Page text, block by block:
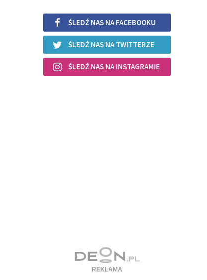
ŚLEDŹ NAS NA FACEBOOKU
ŚLEDŹ NAS NA TWITTERZE
ŚLEDŹ NAS NA INSTAGRAMIE